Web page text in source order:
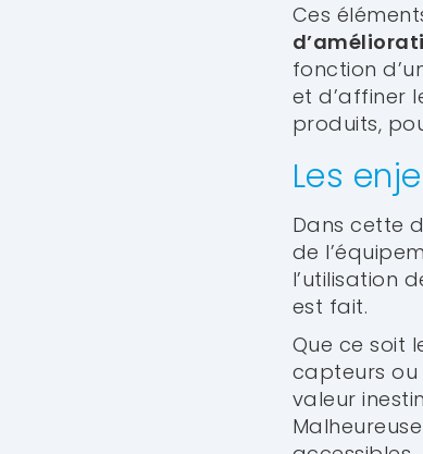
Ces
fonction
et d’affiner
produits,
Les
Dans cette
de
l’utilisation
est fait.
Que ce soit
capteurs ou
valeur